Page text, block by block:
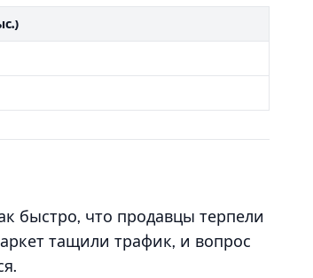
быстро, что продавцы терпели
тащили трафик, и вопрос